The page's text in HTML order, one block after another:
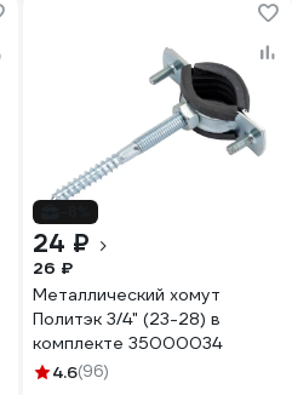
24 ₽
26 ₽
Металлический хомут
Политэк 3/4" (23-28) в
комплекте 35000034
4.6(96)